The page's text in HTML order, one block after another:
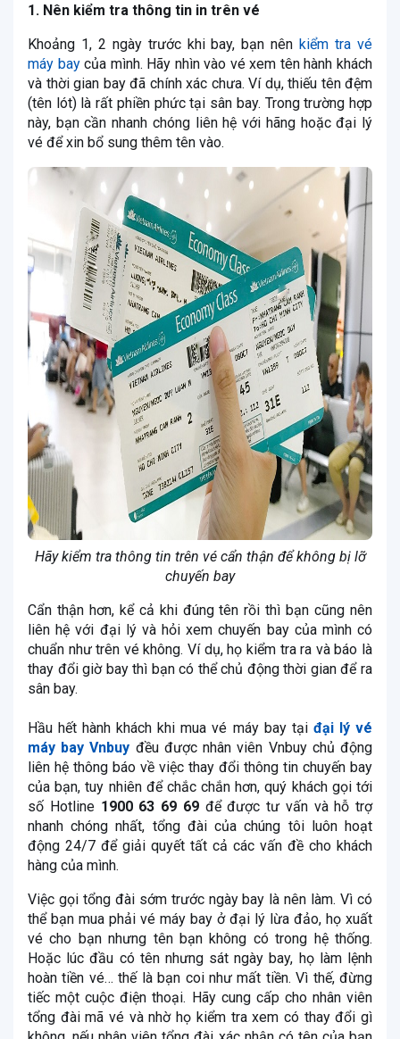
1. Nên kiểm tra thông tin in trên vé
Khoảng 1, 2 ngày trước khi bay, bạn nênkiểm tra vé
máy baycủa mình. Hãy nhìn vào vé xem tên hành khách
và thời gian bay đã chính xác chưa. Ví dụ, thiếu tên đệm
(tên lót) là rất phiền phức tại sân bay. Trong trường hợp
này, bạn cần nhanh chóng liên hệ với hãng hoặc đại lý
vé để xin bổ sung thêm tên vào.
Hãy kiểm tra thông tin trên vé cẩn thận để không bị lỡ
chuyến bay
Cẩn thận hơn, kể cả khi đúng tên rồi thì bạn cũng nên
liên hệ với đại lý và hỏi xem chuyến bay của mình có
chuẩn như trên vé không. Ví dụ, họ kiểm tra ra và báo là
thay đổi giờ bay thì bạn có thể chủ động thời gian để ra
sân bay.
Hầu hết hành khách khi mua vé máy bay tại đại lý vé
máy bay Vnbuy đều được nhân viên Vnbuy chủ động
liên hệ thông báo về việc thay đổi thông tin chuyến bay
của bạn, tuy nhiên để chắc chắn hơn, quý khách gọi tới
số Hotline 1900 63 69 69để được tư vấn và hỗ trợ
nhanh chóng nhất, tổng đài của chúng tôi luôn hoạt
động 24/7 để giải quyết tất cả các vấn đề cho khách
hàng của mình.
Việc gọi tổng đài sớm trước ngày bay là nên làm. Vì có
thể bạn mua phải vé máy bay ở đại lý lừa đảo, họ xuất
vé cho bạn nhưng tên bạn không có trong hệ thống.
Hoặc lúc đầu có tên nhưng sát ngày bay, họ làm lệnh
hoàn tiền vé… thế là bạn coi như mất tiền. Vì thế, đừng
tiếc một cuộc điện thoại. Hãy cung cấp cho nhân viên
tổng đài mã vé và nhờ họ kiểm tra xem có thay đổi gì